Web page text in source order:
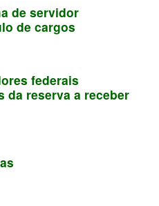
de servidor
de cargos
federais
da reserva a receber